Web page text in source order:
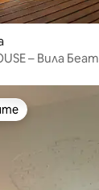
– Вила
на гостите